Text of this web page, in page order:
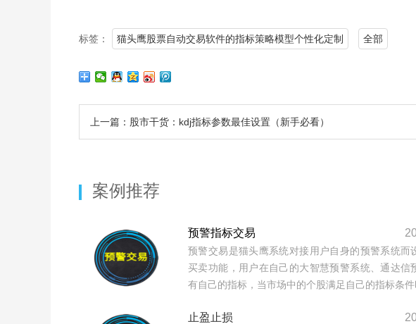
标签： 猫头鹰股票自动交易软件的指标策略模型个性化定制 全部
上一篇：股市干货：kdj指标参数最佳设置（新手必看）
案例推荐
预警指标交易
预警交易是猫头鹰系统对接用户自身的预警系统而
买卖功能，用户在自己的大智慧预警系统、通达信
有自己的指标，当市场中的个股满足自己的指标条件
止盈止损